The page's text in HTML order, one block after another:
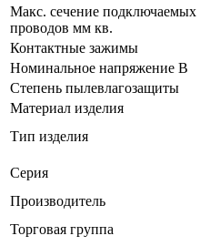
Макс. сечение подключаемых
проводов мм кв.
Контактные зажимы
Номинальное напряжение В
Степень пылевлагозащиты
Материал изделия
Тип изделия
Серия
Производитель
Торговая группа